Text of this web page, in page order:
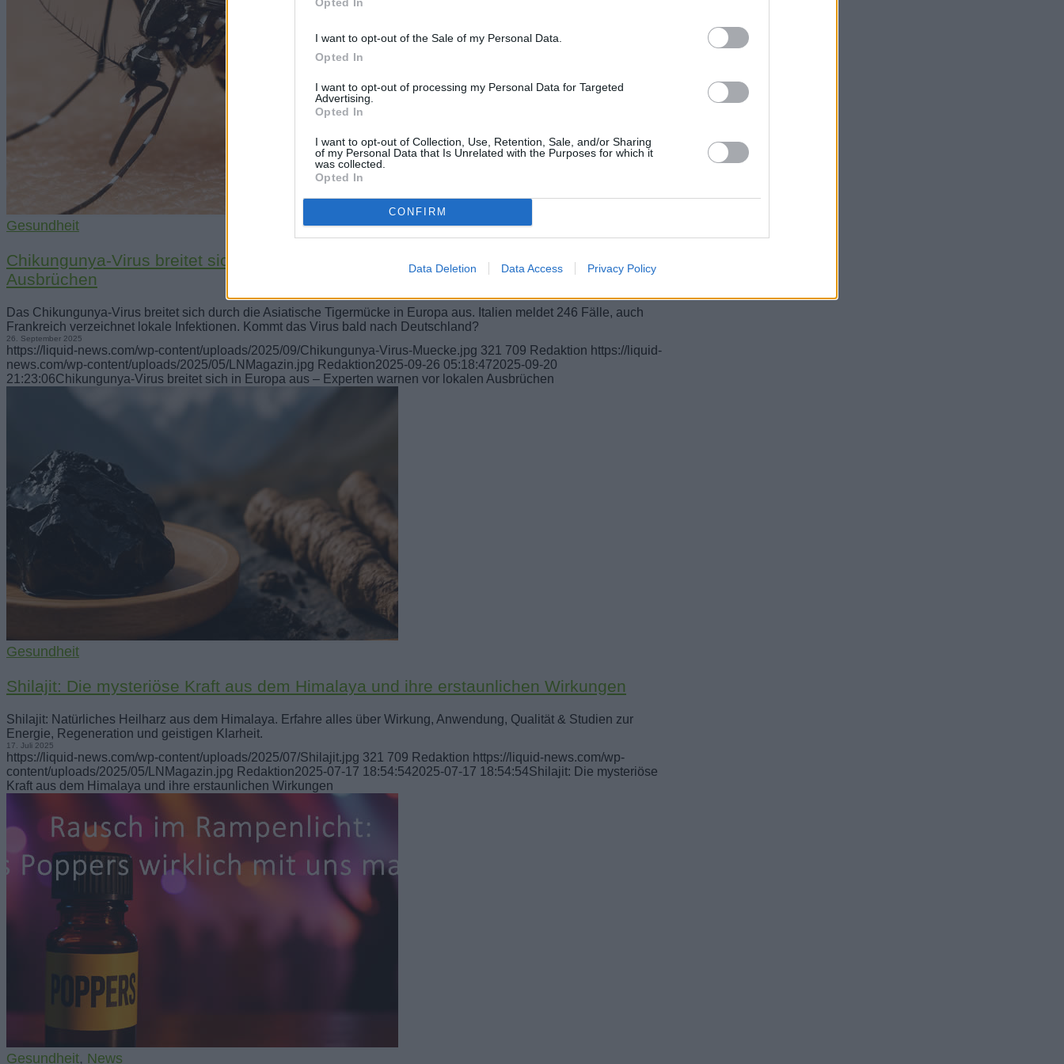
I want to opt-out of the Sale of my Personal Data.
Opted In
I want to opt-out of processing my Personal Data for Targeted
Advertising.
Opted In
I want to opt-out of Collection, Use, Retention, Sale, and/or Sharing
of my Personal Data that Is Unrelated with the Purposes for which it
was collected.
Opted In
CONFIRM
Data Deletion Data Access Privacy Policy
Gesundheit
Chikungunya-Virus breitet sich in Europa aus – Experten warnen vor lokalen
Ausbrüchen
Das Chikungunya-Virus breitet sich durch die Asiatische Tigermücke in Europa aus. Italien meldet 246 Fälle, auch
Frankreich verzeichnet lokale Infektionen. Kommt das Virus bald nach Deutschland?
26. September 2025
https://liquid-news.com/wp-content/uploads/2025/09/Chikungunya-Virus-Muecke.jpg 321 709 Redaktion https://liquid-
news.com/wp-content/uploads/2025/05/LNMagazin.jpg Redaktion2025-09-26 05:18:472025-09-20
21:23:06Chikungunya-Virus breitet sich in Europa aus – Experten warnen vor lokalen Ausbrüchen
Gesundheit
Shilajit: Die mysteriöse Kraft aus dem Himalaya und ihre erstaunlichen Wirkungen
Shilajit: Natürliches Heilharz aus dem Himalaya. Erfahre alles über Wirkung, Anwendung, Qualität & Studien zur
Energie, Regeneration und geistigen Klarheit.
17. Juli 2025
https://liquid-news.com/wp-content/uploads/2025/07/Shilajit.jpg 321 709 Redaktion https://liquid-news.com/wp-
content/uploads/2025/05/LNMagazin.jpg Redaktion2025-07-17 18:54:542025-07-17 18:54:54Shilajit: Die mysteriöse
Kraft aus dem Himalaya und ihre erstaunlichen Wirkungen
Gesundheit, News